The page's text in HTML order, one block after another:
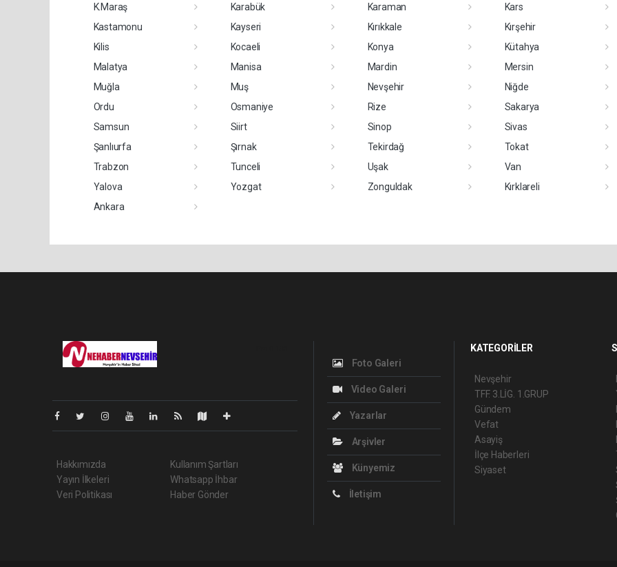
K.Maraş
Karabük Karaman
Kars
Kastamonu
Kayseri Kırıkkale
Kırşehir
Kilis
Kocaeli Konya
Kütahya
Malatya
Manisa Mardin
Mersin
Muğla
Muş Nevşehir
Niğde
Ordu
Osmaniye Rize
Sakarya
Samsun
Siirt Sinop
Sivas
Şanlıurfa
Şırnak Tekirdağ
Tokat
Trabzon
Tunceli Uşak
Van
Yalova
Yozgat Zonguldak
Kırklareli
Ankara
Hakkımızda
Yayın İlkeleri
Veri Politikası
Kullanım Şartları
Whatsapp İhbar
Haber Gönder
Foto Galeri
Video Galeri
Yazarlar
Arşivler
Künyemiz
İletişim
KATEGORİLER
Nevşehir
TFF. 3.LİG. 1.GRUP
Gündem
Vefat
Asayiş
İlçe Haberleri
Siyaset